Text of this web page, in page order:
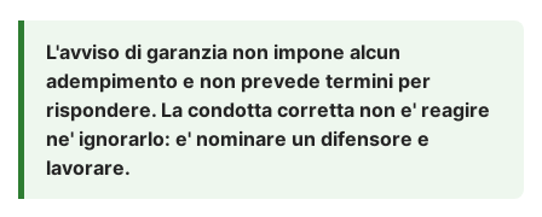
L'avviso di garanzia non impone alcun
adempimento e non prevede termini per
rispondere. La condotta corretta non e' reagire
ne' ignorarlo: e' nominare un difensore e
lavorare.